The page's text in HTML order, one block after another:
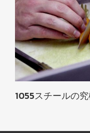
1055スチールの